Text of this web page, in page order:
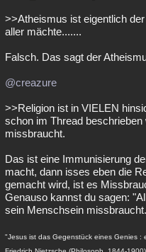
>>Atheismus ist eigentlich
aller mächte.......
Falsch. Das sagt der
@creazure
>>Religion ist in VIELEN
schon im Thread
missbraucht.
Das ist eine Immunisierung
macht, dann isses eben die
gemacht wird, ist es
Genauso kannst du sagen:
sein Menschsein missbraucht.
"Jesus ist das Gegenstück eines Genies :